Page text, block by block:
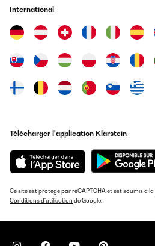
International
Télécharger l'application Klarstein
Ce site est protégé par reCAPTCHA et est soumis à la
Conditions d'utilisation de Google.